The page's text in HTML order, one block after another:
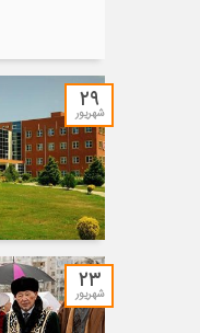
۲۹
شهریور
۲۳
شهریور